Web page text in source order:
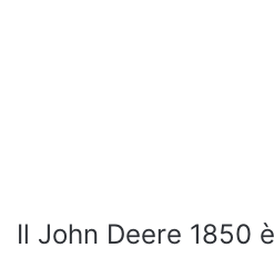
Il John Deere 1850